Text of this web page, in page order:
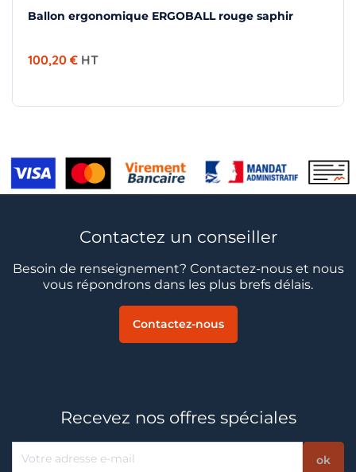
Ballon ergonomique ERGOBALL rouge saphir
100,20 € HT
Contactez un conseiller
Besoin de renseignement? Contactez-nous et nous
vous répondrons dans les plus brefs délais.
Contactez-nous
Recevez nos offres spéciales